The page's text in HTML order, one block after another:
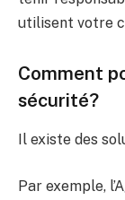
utilisent votre
Comment
sécurité?
Il existe des
Par exemple,